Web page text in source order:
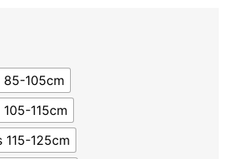
85-105cm
115cm
125cm